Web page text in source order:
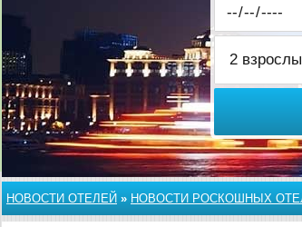
НОВОСТИ ОТЕЛЕЙ » НОВОСТИ РОСКОШНЫХ